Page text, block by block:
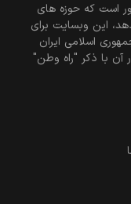
است که حوزه های
این وبسایت برای
اسلامی ایران
آن با ذکر "راه وطن"